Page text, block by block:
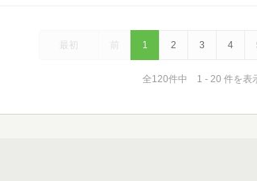
最初 前 1 2 3 4
全120件中 1 - 20 件を表